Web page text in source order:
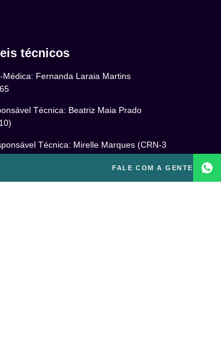
FALE COM A GENTE
técnicos
Médica: Fernanda Laraia Martins
Técnica: Beatriz Maia Prado
Técnica: Mirelle Marques (CRN-3